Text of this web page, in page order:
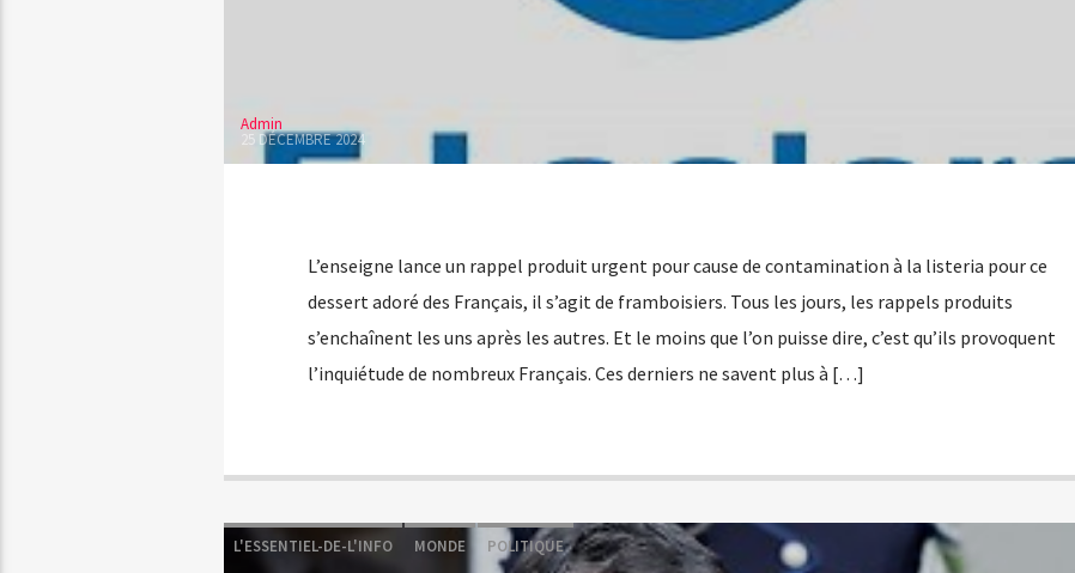
Admin
25 DÉCEMBRE 2024
L’enseigne lance un rappel produit urgent pour cause de contamination à la listeria pour ce
dessert adoré des Français, il s’agit de framboisiers. Tous les jours, les rappels produits
s’enchaînent les uns après les autres. Et le moins que l’on puisse dire, c’est qu’ils provoquent
l’inquiétude de nombreux Français. Ces derniers ne savent plus à […]
L'ESSENTIEL-DE-L'INFO MONDE POLITIQUE